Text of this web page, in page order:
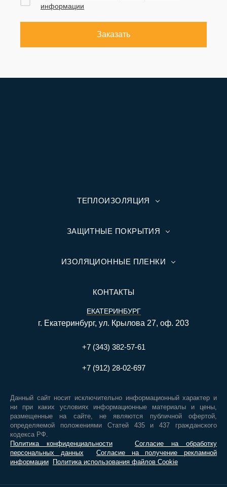
информации
Заказать
ТЕПЛОИЗОЛЯЦИЯ
ЗАЩИТНЫЕ ПОКРЫТИЯ
ИЗОЛЯЦИОННЫЕ ПЛЕНКИ
КОНТАКТЫ
ЕКАТЕРИНБУРГ
г. Екатеринбург, ул. Крылова 27, оф. 203
+7 (343) 382-57-61
+7 (912) 28-02-697
Данный сайт носит исключительно информационный характер и
ни при каких условиях информационные материалы и цены,
размещенные на сайте, не являются публичной офертой,
определяемой положениями Статей 435 и 437 гражданского
кодекса РФ.
Политика конфиденциальности
Согласие на обработку
персональных данных
Согласие на получение рекламной
информации
Политика использования файлов Cookie